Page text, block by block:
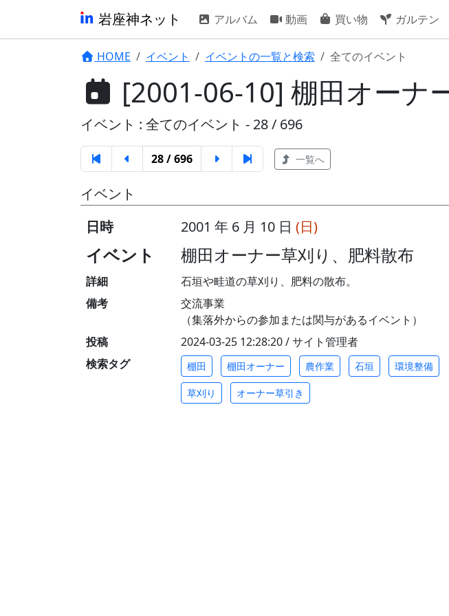
岩座神ネット アルバム 動画 買い物 ガルテン
HOME イベント イベントの一覧と検索 全てのイベント
[2001-06-10] 棚田オーナ
イベント : 全てのイベント - 28 / 696
28 / 696 一覧へ
イベント
日時
2001 年 6 月 10 日 (日)
イベント 棚田オーナー草刈り、肥料散布
詳細
石垣や畦道の草刈り、肥料の散布。
備考
交流事業
（集落外からの参加または関与があるイベント）
投稿
2024-03-25 12:28:20 / サイト管理者
検索タグ
棚田 棚田オーナー 農作業 石垣 環境整備
草刈り オーナー草引き